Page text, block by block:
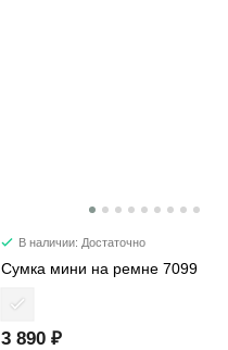
В наличии: Достаточно
Сумка мини на ремне 7099
3 890 ₽